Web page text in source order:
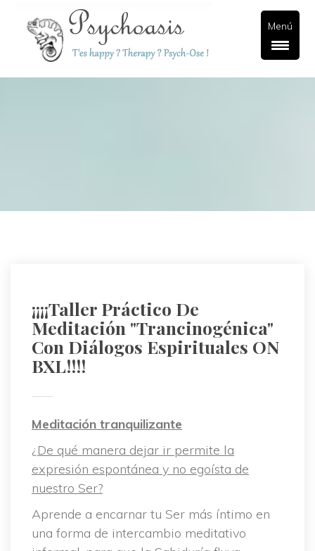
¡¡¡¡Taller Práctico De
Meditación "trancinogénica"
Con Diálogos Espirituales ON
BXL!!!!
Meditación tranquilizante
¿De qué manera dejar ir permite la
expresión espontánea y no egoísta de
nuestro Ser?
Aprende a encarnar tu Ser más íntimo en
una forma de intercambio meditativo
Menú